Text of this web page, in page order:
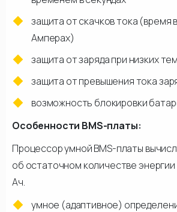
защита от скачков тока (время
Амперах)
защита от заряда при низких
защита от превышения тока
возможность блокировки
Особенности BMS-платы:
Процессор умной BMS-платы
об остаточном количестве энергии
Ач.
умное (адаптивное)